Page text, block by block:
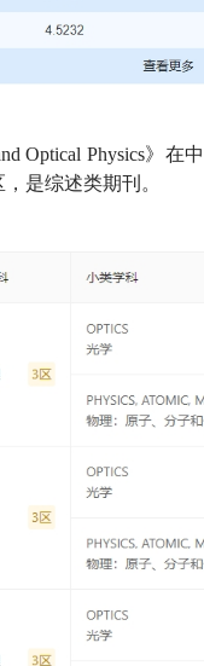
and Optical Physics
是综述类期刊。